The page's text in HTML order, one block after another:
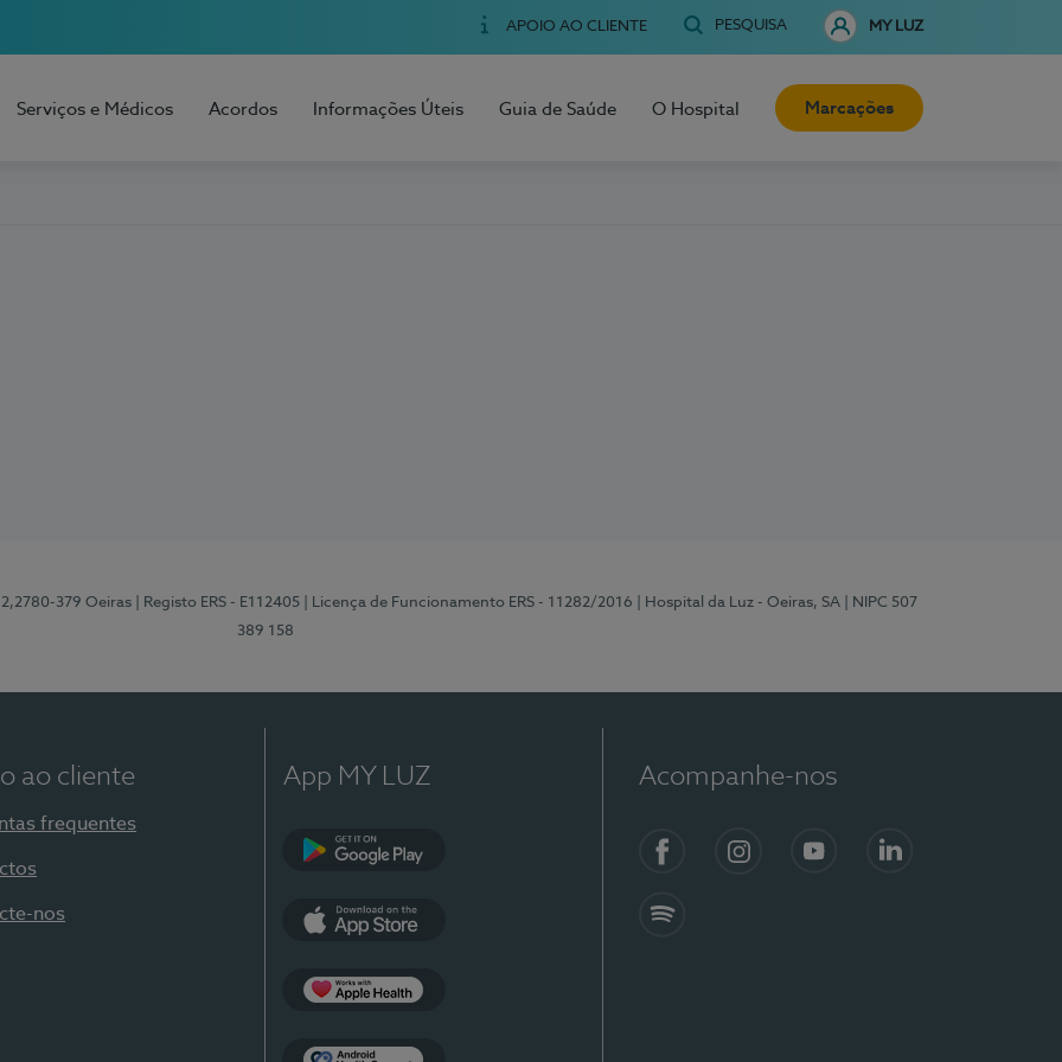
APOIO AO CLIENTE PESQUISA MY LUZ
Serviços e Médicos Acordos Informações Úteis Guia de Saúde O Hospital Marcações
379 Oeiras | Registo ERS - E112405 | Licença de Funcionamento ERS - 11282/2016 | Hospital da Luz - Oeiras, SA
| NIPC 507
389 158
ao cliente
frequentes
nos
App MY LUZ Acompanhe-nos